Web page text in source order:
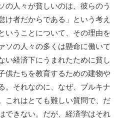
の人々が貧しいのは、彼らのう
け者だからである」という考え
いうことについて、その理由を
ソの人々の多くは懸命に働いて
い経済下にうまれたために貧し
供たちを教育するための建物や
。それなのに、なぜ、ブルキナ
これはとても難しい質問で、だ
できない。だが、経済学はそれ